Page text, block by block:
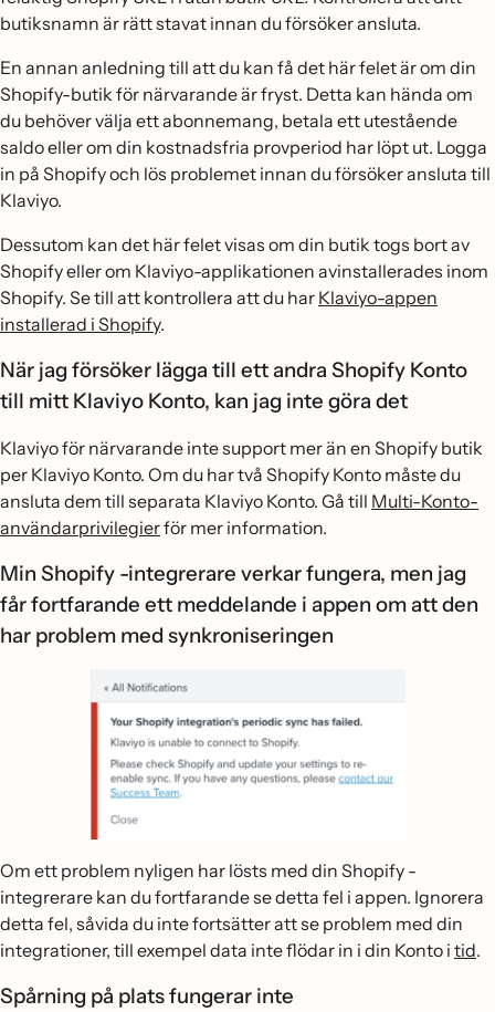
butiksnamn är rätt stavat innan du försöker ansluta.
En annan anledning till att du kan få det här felet är om din
Shopify-butik för närvarande är fryst. Detta kan hända om
du behöver välja ett abonnemang, betala ett utestående
saldo eller om din kostnadsfria provperiod har löpt ut. Logga
in på Shopify och lös problemet innan du försöker ansluta till
Klaviyo.
Dessutom kan det här felet visas om din butik togs bort av
Shopify eller om Klaviyo-applikationen avinstallerades inom
Shopify. Se till att kontrollera att du har Klaviyo-appen
installerad i Shopify.
När jag försöker lägga till ett andra Shopify Konto
till mitt Klaviyo Konto, kan jag inte göra det
Klaviyo för närvarande inte support mer än en Shopify butik
per Klaviyo Konto. Om du har två Shopify Konto måste du
ansluta dem till separata Klaviyo Konto. Gå till Multi-Konto-
användarprivilegierför mer information.
Min Shopify -integrerare verkar fungera, men jag
får fortfarande ett meddelande i appen om att den
har problem med synkroniseringen
Om ett problem nyligen har lösts med din Shopify -
integrerare kan du fortfarande se detta fel i appen. Ignorera
detta fel, såvida du inte fortsätter att se problem med din
integrationer, till exempel data inte flödar in i din Konto i tid.
Spårning på plats fungerar inte